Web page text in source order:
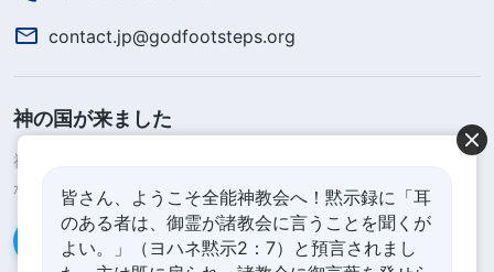
contact.jp@godfootsteps.org
神の国が来ました
神の国が地上に降臨したのです！あなたは神の国に入りたいです
か？
Line経由で連絡する
皆さん、ようこそ全能神教会へ！黙示録に「耳
のある者は、御霊が諸教会に言うことを聞くが
よい。」（ヨハネ黙示2：7）と預言されまし